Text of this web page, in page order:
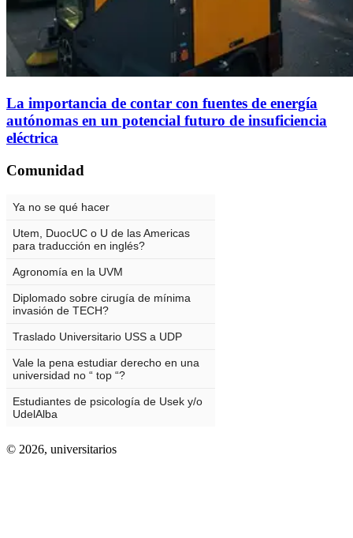
La importancia de contar con fuentes de energía
autónomas en un potencial futuro de insuficiencia
eléctrica
Comunidad
© 2026, universitarios